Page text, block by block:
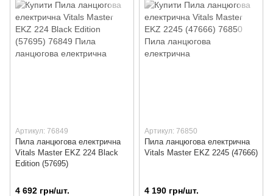
Артикул: 76849
Пила ланцюгова електрична
Vitals Master EKZ 224 Black
Edition (57695)
4 692 грн/шт.
Артикул: 76850
Пила ланцюгова електрична
Vitals Master EKZ 2245 (47666)
4 190 грн/шт.